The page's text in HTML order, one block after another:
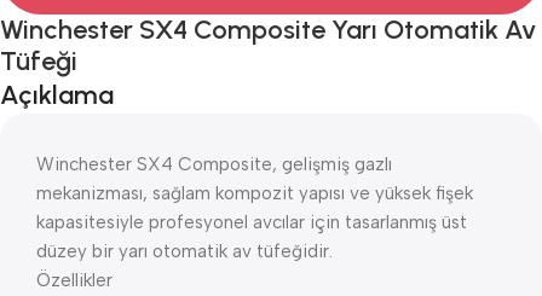
Winchester SX4 Composite Yarı Otomatik Av
Tüfeği
Açıklama
Winchester SX4 Composite, gelişmiş gazlı
mekanizması, sağlam kompozit yapısı ve yüksek fişek
kapasitesiyle profesyonel avcılar için tasarlanmış üst
düzey bir yarı otomatik av tüfeğidir.
Özellikler